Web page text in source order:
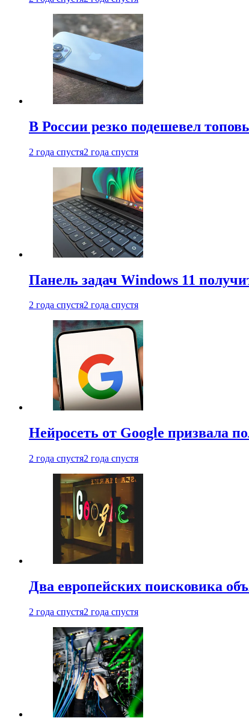
В России резко подешевел
2 года спустя2 года спустя
Панель задач Windows 11
2 года спустя2 года спустя
Нейросеть от Google призвала
2 года спустя2 года спустя
Два европейских поисковика
2 года спустя2 года спустя